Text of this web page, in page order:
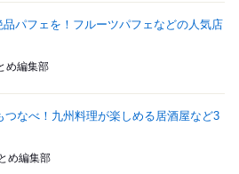
品パフェを！フルーツパフェなどの人気店
め編集部
つなべ！九州料理が楽しめる居酒屋など3
め編集部